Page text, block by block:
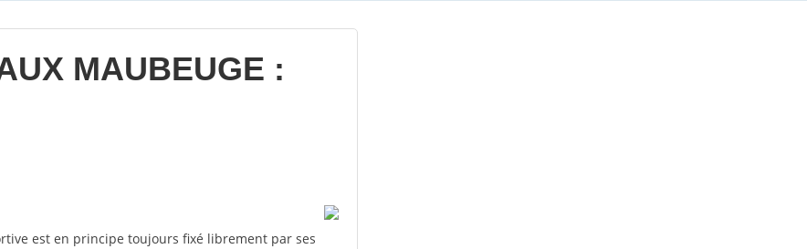
MAUBEUGE :
est en principe toujours fixé librement par ses